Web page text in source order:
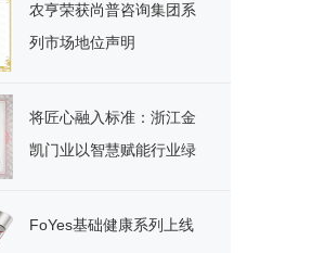
农亨荣获尚普咨询集团系
列市场地位声明
将匠心融入标准：浙江金
凯门业以智慧赋能行业绿
FoYes基础健康系列上线